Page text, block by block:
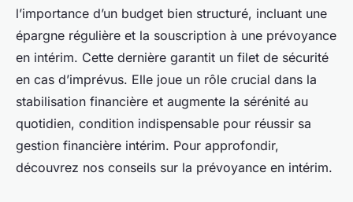
l’importance d’un budget bien structuré, incluant une
épargne régulière et la souscription à une prévoyance
en intérim. Cette dernière garantit un filet de sécurité
en cas d’imprévus. Elle joue un rôle crucial dans la
stabilisation financière et augmente la sérénité au
quotidien, condition indispensable pour réussir sa
gestion financière intérim. Pour approfondir,
découvrez nos conseils sur la prévoyance en intérim.